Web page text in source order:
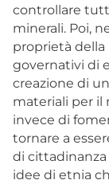
controllare
minerali. Poi,
proprietà della
governativi di
creazione di
materiali per
invece di
tornare a
di
idee di etnia